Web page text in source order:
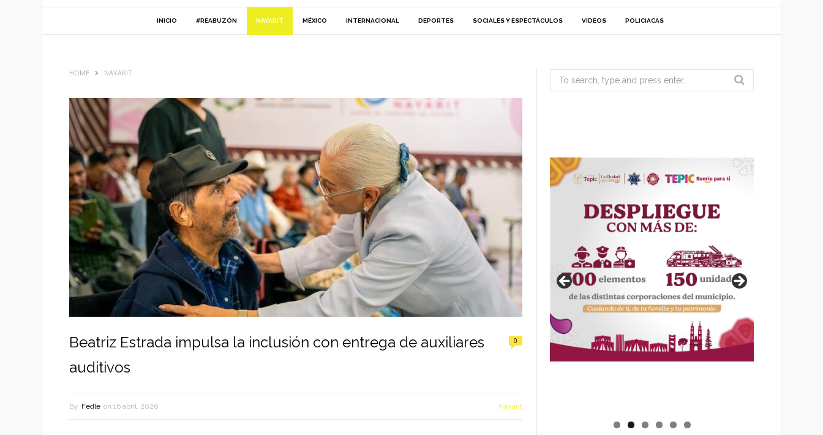
INICIO #REABUZÓN NAYARIT MÉXICO INTERNACIONAL DEPORTES SOCIALES Y ESPECTÁCULOS VIDEOS POLICIACAS
HOME NAYARIT
Beatriz Estrada impulsa la inclusión con entrega de auxiliares
auditivos
0
By Fedle on 16 abril, 2026 Nayarit
Search
for: